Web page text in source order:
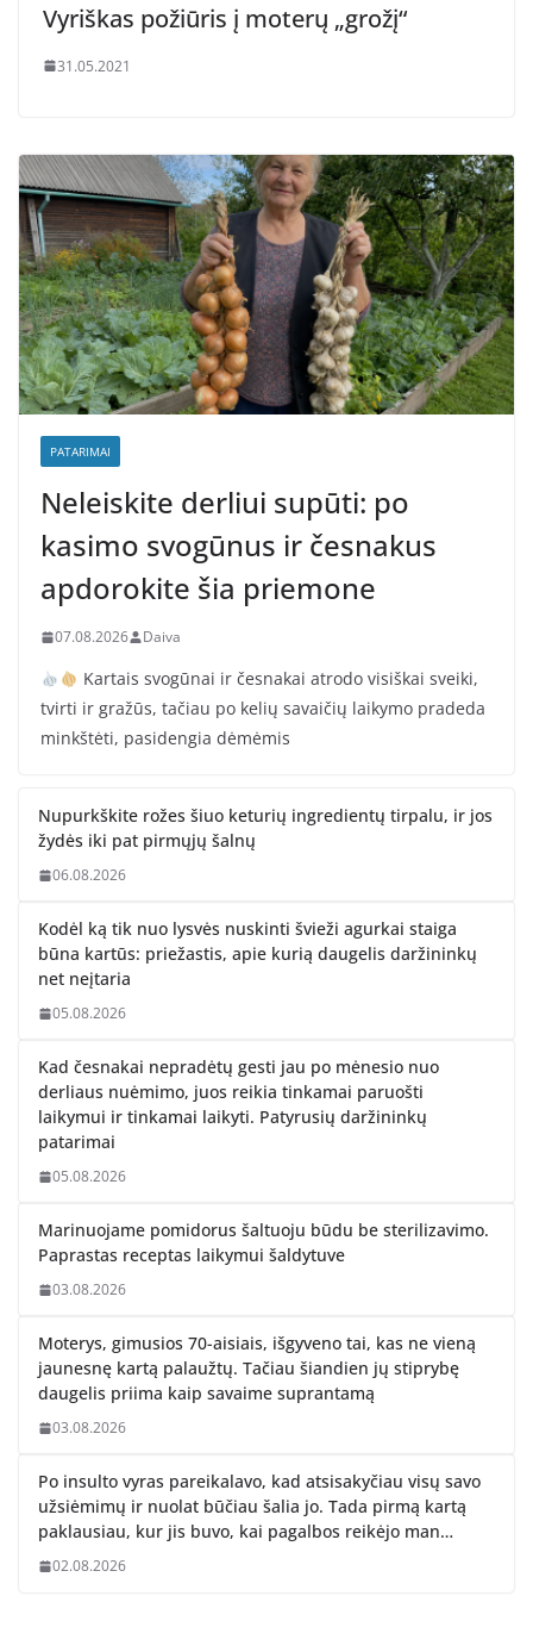
Vyriškas požiūris į moterų „grožį“
31.05.2021
PATARIMAI
Neleiskite derliui supūti: po
kasimo svogūnus ir česnakus
apdorokite šia priemone
07.08.2026 Daiva
Kartais svogūnai ir česnakai atrodo visiškai sveiki,
tvirti ir gražūs, tačiau po kelių savaičių laikymo pradeda
minkštėti, pasidengia dėmėmis
Nupurkškite rožes šiuo keturių ingredientų tirpalu, ir jos
žydės iki pat pirmųjų šalnų
06.08.2026
Kodėl ką tik nuo lysvės nuskinti švieži agurkai staiga
būna kartūs: priežastis, apie kurią daugelis daržininkų
net neįtaria
05.08.2026
Kad česnakai nepradėtų gesti jau po mėnesio nuo
derliaus nuėmimo, juos reikia tinkamai paruošti
laikymui ir tinkamai laikyti. Patyrusių daržininkų
patarimai
05.08.2026
Marinuojame pomidorus šaltuoju būdu be sterilizavimo.
Paprastas receptas laikymui šaldytuve
03.08.2026
Moterys, gimusios 70-aisiais, išgyveno tai, kas ne vieną
jaunesnę kartą palaužtų. Tačiau šiandien jų stiprybę
daugelis priima kaip savaime suprantamą
03.08.2026
Po insulto vyras pareikalavo, kad atsisakyčiau visų savo
užsiėmimų ir nuolat būčiau šalia jo. Tada pirmą kartą
paklausiau, kur jis buvo, kai pagalbos reikėjo man…
02.08.2026